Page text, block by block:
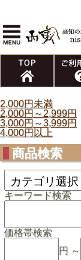
2,000円未満
2,000円～2,999円
3,000円～3,999円
4,000円以上
商品検索
キーワード検索
価格帯検索
円 ～